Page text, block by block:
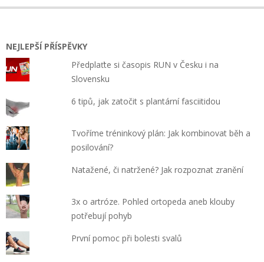
NEJLEPŠÍ PŘÍSPĚVKY
Předplaťte si časopis RUN v Česku i na
Slovensku
6 tipů, jak zatočit s plantární fasciitidou
Tvoříme tréninkový plán: Jak kombinovat běh a
posilování?
Natažené, či natržené? Jak rozpoznat zranění
3x o artróze. Pohled ortopeda aneb klouby
potřebují pohyb
První pomoc při bolesti svalů